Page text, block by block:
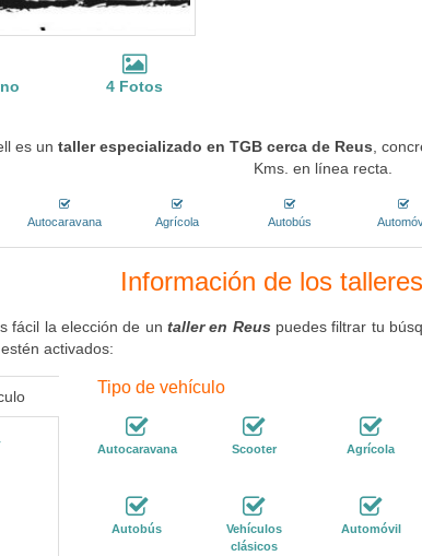
4 Fotos
es untaller especializado en TGB cerca de Reus ,
Kms. en línea recta.
Autocaravana Agrícola Autobús
Información de los
fácil la elección de un taller en Reuspuedes filtrar tu
activados:
Tipo de vehículo
Autocaravana Scooter Agrícola
Autobús
Vehículos
clásicos
Automóvil